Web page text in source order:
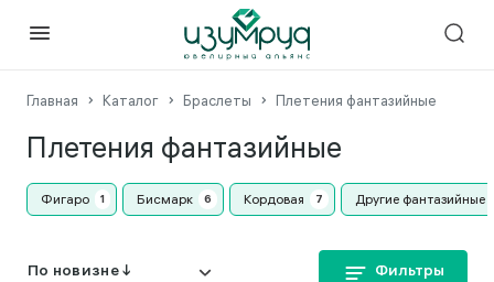
Главная Каталог Браслеты Плетения фантазийные
Плетения фантазийные
Фигаро Бисмарк Кордовая Другие фантазийные
Фильтры